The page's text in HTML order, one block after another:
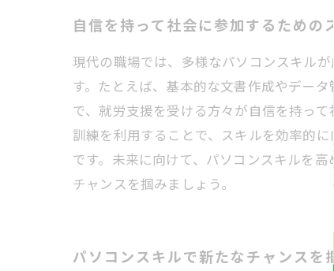
自信を持って社会に参加するための
現代の職場では、多様なパソコンスキル
す。たとえば、基本的な文書作成やデー
で、就労支援を受ける方々が自信を持っ
訓練を利用することで、スキルを効率的
です。未来に向けて、パソコンスキルを
チャンスを掴みましょう。
パソコンスキルで新たなチャンスを